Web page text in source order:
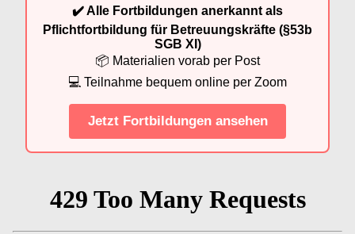
✔️ Alle Fortbildungen anerkannt als
Pflichtfortbildung für Betreuungskräfte (§53b
SGB XI)
📦 Materialien vorab per Post
💻 Teilnahme bequem online per Zoom
Jetzt Fortbildungen ansehen